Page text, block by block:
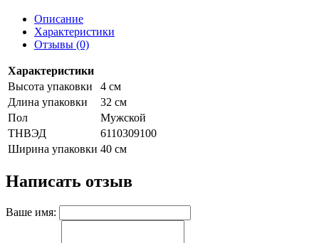
Описание
Характеристики
Отзывы (0)
Характеристики
Высота упаковки
4 см
Длина упаковки
32 см
Пол
Мужской
ТНВЭД
6110309100
Ширина упаковки 40 см
Написать отзыв
Ваше имя: